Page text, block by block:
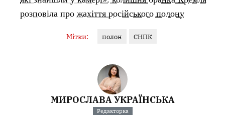
розповіла про жахіття російського полону
Мітки: полон СНПК
МИРОСЛАВА УКРАЇНСЬКА
Редакторка